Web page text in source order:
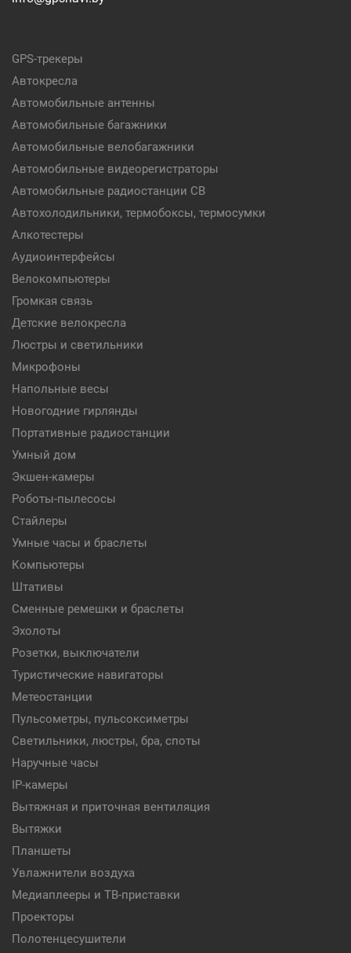
GPS-трекеры
Автокресла
Автомобильные антенны
Автомобильные багажники
Автомобильные велобагажники
Автомобильные видеорегистраторы
Автомобильные радиостанции CB
Автохолодильники, термобоксы, термосумки
Алкотестеры
Аудиоинтерфейсы
Велокомпьютеры
Громкая связь
Детские велокресла
Люстры и светильники
Микрофоны
Напольные весы
Новогодние гирлянды
Портативные радиостанции
Умный дом
Экшен-камеры
Роботы-пылесосы
Стайлеры
Умные часы и браслеты
Компьютеры
Штативы
Сменные ремешки и браслеты
Эхолоты
Розетки, выключатели
Туристические навигаторы
Метеостанции
Пульсометры, пульсоксиметры
Светильники, люстры, бра, споты
Наручные часы
IP-камеры
Вытяжная и приточная вентиляция
Вытяжки
Планшеты
Увлажнители воздуха
Медиаплееры и ТВ-приставки
Проекторы
Полотенцесушители